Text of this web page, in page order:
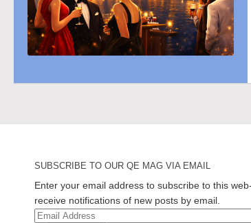
SUBSCRIBE TO OUR QE MAG VIA EMAIL
Enter your email address to subscribe to this
receive notifications of new posts by email.
Email